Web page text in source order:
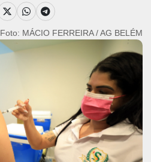
Foto: MÁCIO FERREIRA / AG BELÉM